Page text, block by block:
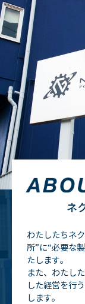
ネ
わたしたちネ
所”に“必要な
たします。
また、わたし
した経営を行
します。